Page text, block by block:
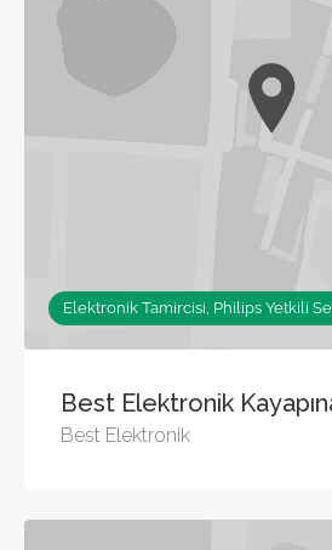
Elektronik Tamircisi, Philips Yetkili
Best Elektronik
Best Elektronik